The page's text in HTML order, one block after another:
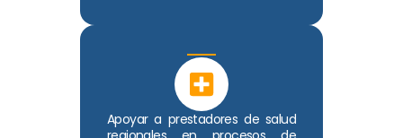
Apoyar a prestadores de salud